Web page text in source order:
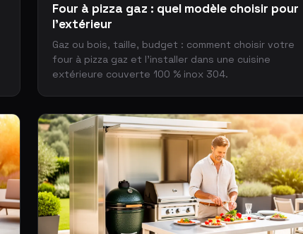
Four à pizza gaz : quel modèle choisir pour
l'extérieur
Gaz ou bois, taille, budget : comment choisir votre
four à pizza gaz et l'installer dans une cuisine
extérieure couverte 100 % inox 304.